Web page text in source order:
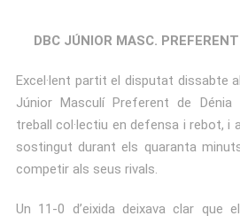
DBC JÚNIOR MASC.
Excel·lent partit el disputat dissabte
Júnior Masculí Preferent de Dénia
treball col·lectiu en defensa i rebot, i
sostingut durant els quaranta
competir als seus rivals.
Un 11-0 d’eixida deixava clar que